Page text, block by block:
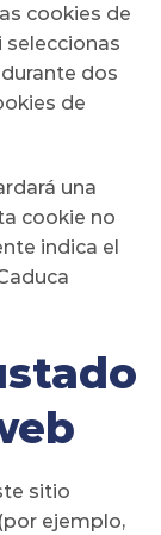
cookies de
seleccionas
dos
de
una
cookie no
indica el
sitio
ejemplo,